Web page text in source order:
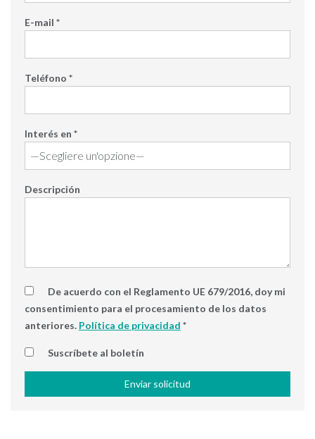
E-mail *
Teléfono *
Interés en *
Descripción
De acuerdo con el Reglamento UE 679/2016, doy mi
consentimiento para el procesamiento de los datos
anteriores. Política de privacidad *
Suscríbete al boletín